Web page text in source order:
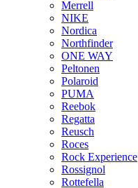
Merrell
NIKE
Nordica
Northfinder
ONE WAY
Peltonen
Polaroid
PUMA
Reebok
Regatta
Reusch
Roces
Rock Experience
Rossignol
Rottefella